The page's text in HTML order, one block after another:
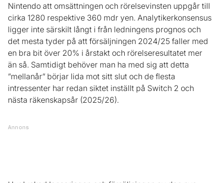
Nintendo att omsättningen och rörelsevinsten uppgår till
cirka 1280 respektive 360 mdr yen. Analytikerkonsensus
ligger inte särskilt långt i från ledningens prognos och
det mesta tyder på att försäljningen 2024/25 faller med
en bra bit över 20% i årstakt och rörelseresultatet mer
än så. Samtidigt behöver man ha med sig att detta
”mellanår” börjar lida mot sitt slut och de flesta
intressenter har redan siktet inställt på Switch 2 och
nästa räkenskapsår (2025/26).
Annons